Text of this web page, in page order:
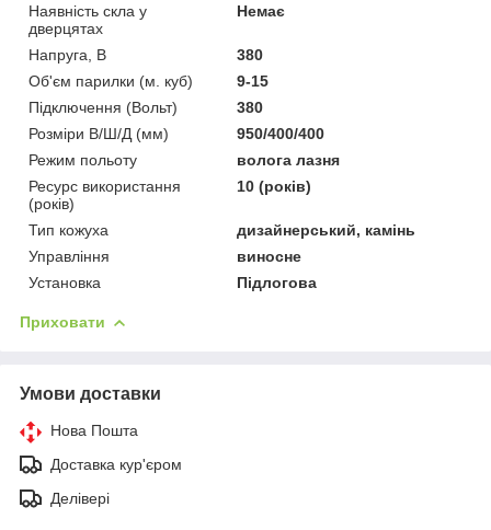
Наявність скла у
дверцятах
Немає
Напруга, В
380
Об'єм парилки (м. куб)
9-15
Підключення (Вольт)
380
Розміри В/Ш/Д (мм)
950/400/400
Режим польоту
волога лазня
Ресурс використання
(років)
10 (років)
Тип кожуха
дизайнерський, камінь
Управління
виносне
Установка
Підлогова
Приховати
Умови доставки
Нова Пошта
Доставка кур'єром
Делівері